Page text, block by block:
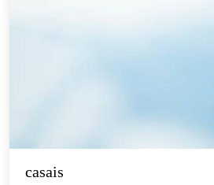
casais